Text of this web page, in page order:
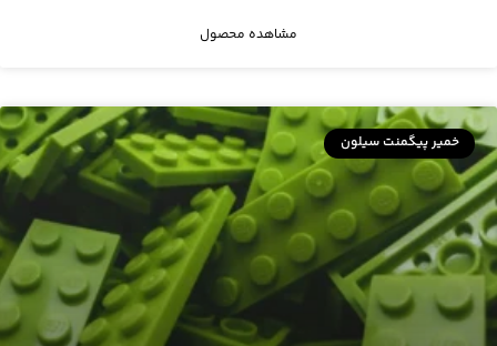
مشاهده محصول
خمیر پیگمنت سیلون